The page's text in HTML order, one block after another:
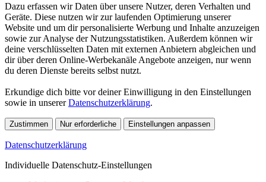
Dazu erfassen wir Daten über unsere Nutzer, deren Verhalten und
Geräte. Diese nutzen wir zur laufenden Optimierung unserer
Website und um dir personalisierte Werbung und Inhalte anzuzeigen
sowie zur Analyse der Nutzungsstatistiken. Außerdem können wir
deine verschlüsselten Daten mit externen Anbietern abgleichen und
dir über deren Online-Werbekanäle Angebote anzeigen, nur wenn
du deren Dienste bereits selbst nutzt.
Erkundige dich bitte vor deiner Einwilligung in den Einstellungen
sowie in unsererDatenschutzerklärung.
Zustimmen Nur erforderliche Einstellungen anpassen
Datenschutzerklärung
Individuelle Datenschutz-Einstellungen